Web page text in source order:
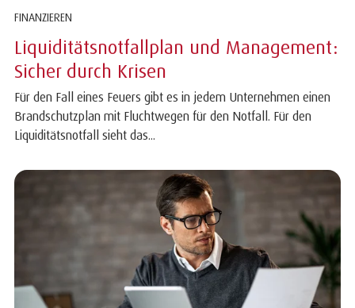
FINANZIEREN
Liquiditätsnotfallplan und Management:
Sicher durch Krisen
Für den Fall eines Feuers gibt es in jedem Unternehmen einen
Brandschutzplan mit Fluchtwegen für den Notfall. Für den
Liquiditätsnotfall sieht das...